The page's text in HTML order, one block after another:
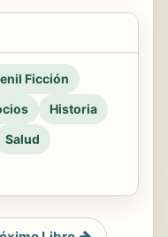
Ficción
Historia
Salud